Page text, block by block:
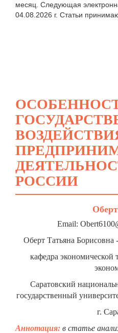
месяц. Следующая
04.08.2026 г. Статьи
РОССИИ
Email:
Оберт Татьяна Борисовна
кафедра экономической
Саратовский
государственный
г.
Аннотация: в статье